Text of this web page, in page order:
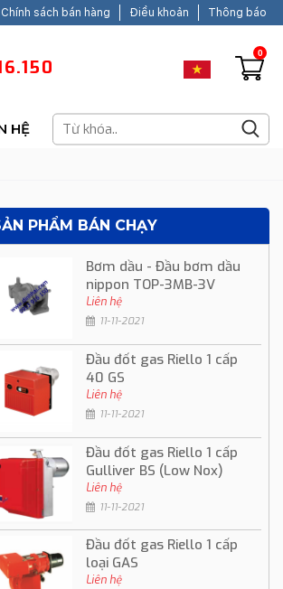
Chính sách bán hàng Điều khoản Thông báo
0
HỆ
PHẨM BÁN CHẠY
Bơm dầu - Đầu bơm dầu
nippon TOP-3MB-3V
Liên hệ
11-11-2021
Đầu đốt gas Riello 1 cấp
40 GS
Liên hệ
11-11-2021
Đầu đốt gas Riello 1 cấp
Gulliver BS (Low Nox)
Liên hệ
11-11-2021
Đầu đốt gas Riello 1 cấp
loại GAS
Liên hệ